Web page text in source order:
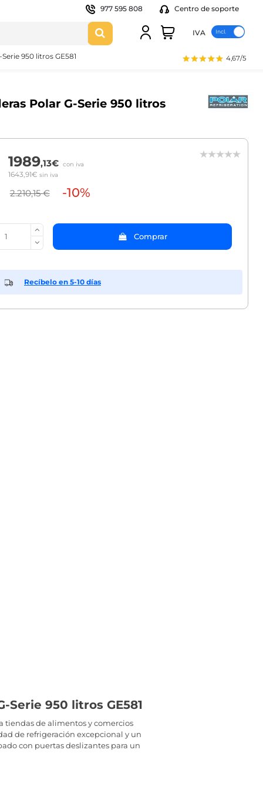
977 595 808 Centro de soporte
IVA
4,67/5
950 litros GE581
Polar G-Serie 950 litros
1989,13€ con iva
1643,91€ sin iva
2.210,15 € -10%
Comprar
Recíbelo en 5-10 días
950 litros GE581
tiendas de alimentos y comercios
de refrigeración excepcional y un
con puertas deslizantes para un